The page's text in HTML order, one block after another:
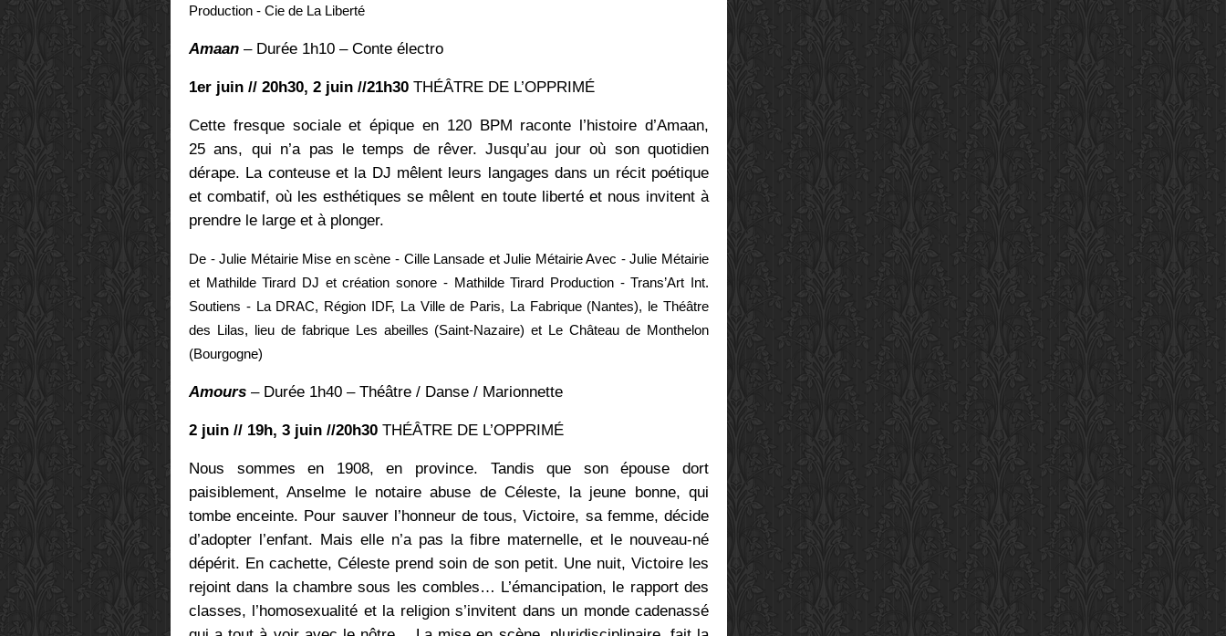
Production - Cie de La Liberté
Amaan – Durée 1h10 – Conte électro
1er juin // 20h30, 2 juin //21h30 THÉÂTRE DE L’OPPRIMÉ
Cette fresque sociale et épique en 120 BPM raconte l’histoire d’Amaan,
25 ans, qui n’a pas le temps de rêver. Jusqu’au jour où son quotidien
dérape. La conteuse et la DJ mêlent leurs langages dans un récit poétique
et combatif, où les esthétiques se mêlent en toute liberté et nous invitent à
prendre le large et à plonger.
De - Julie Métairie Mise en scène - Cille Lansade et Julie Métairie Avec - Julie Métairie
et Mathilde Tirard DJ et création sonore - Mathilde Tirard Production - Trans’Art Int.
Soutiens - La DRAC, Région IDF, La Ville de Paris, La Fabrique (Nantes), le Théâtre
des Lilas, lieu de fabrique Les abeilles (Saint-Nazaire) et Le Château de Monthelon
(Bourgogne)
Amours – Durée 1h40 – Théâtre / Danse / Marionnette
2 juin // 19h, 3 juin //20h30 THÉÂTRE DE L’OPPRIMÉ
Nous sommes en 1908, en province. Tandis que son épouse dort
paisiblement, Anselme le notaire abuse de Céleste, la jeune bonne, qui
tombe enceinte. Pour sauver l’honneur de tous, Victoire, sa femme, décide
d’adopter l’enfant. Mais elle n’a pas la fibre maternelle, et le nouveau-né
dépérit. En cachette, Céleste prend soin de son petit. Une nuit, Victoire les
rejoint dans la chambre sous les combles… L’émancipation, le rapport des
classes, l’homosexualité et la religion s’invitent dans un monde cadenassé